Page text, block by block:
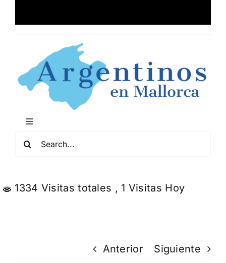
Toggle
Mapa de Locales Arg
Buscar:
1334 Visitas totales , 1 Visitas Hoy
Anterior Siguiente